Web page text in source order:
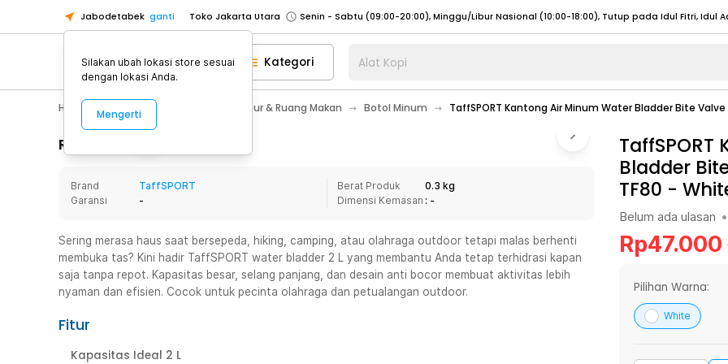
Jabodetabek ganti Toko Jakarta Utara
Toko Tangerang
Toko Cikupa
Pick n Go Jakarta Barat
Senin - Jumat (07:00 - 20:00), Sabtu - Minggu (08:00 - 20:00), Tutup pada Idul Fitri
Pick n Go Bekasi
Senin - Jumat (08:00 - 20:00), Sabtu - Minggu/ Libur Nasional (08:00 - 17:00) Selengkapnya
Senin - Jumat (08:00 - 20:00), Sabtu - Minggu/ Libur Nasional (08:00 - 17:00) Selengkapnya
Senin - Sabtu (09:00-20:00), Minggu/Libur Nasional (12:00-20:00), Tutup pada Idul Fitri
Toko Jakarta Barat
Senin - Sabtu (09:00-20:00), Minggu/Libur Nasional (12:00-20:00), Tutup pada Idul Fitri
Toko Tangerang
Toko Cikupa
Pick n Go Jakarta Barat
Senin - Jumat (07:00 - 20:00), Sabtu - Minggu (08:00 - 20:00), Tutup pada Idul Fitri
Senin - Jumat (08:00 - 20:00), Sabtu - Minggu/ Libur Nasional (08:00 - 17:00) Selengkapnya
Kategori Alat Kopi
Home Appliance Perlengkapan Dapur & Ruang Makan Botol Minum TaffSPORT Kantong Air Minum Water Bladder Bite Valve
Rincian Produk
Brand
TaffSPORT
Garansi
-
Berat Produk
0.3 kg
Dimensi Kemasan : -
Sering merasa haus saat bersepeda, hiking, camping, atau olahraga outdoor tetapi malas berhenti
membuka tas? Kini hadir TaffSPORT water bladder 2 L yang membantu Anda tetap terhidrasi kapan
saja tanpa repot. Kapasitas besar, selang panjang, dan desain anti bocor membuat aktivitas lebih
nyaman dan efisien. Cocok untuk pecinta olahraga dan petualangan outdoor.
Fitur
Kapasitas Ideal 2 L
Bladder
TF80 -
Belum ada ulasan •
Rp47.000
Pilihan Warna:
White
Silakan ubah lokasi store sesuai
dengan lokasi Anda.
Mengerti